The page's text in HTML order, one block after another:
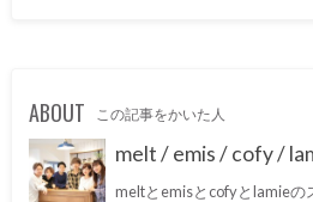
ABOUT この記事をかいた人
melt / emis / cofy /
meltとemisとcofyとlamieの